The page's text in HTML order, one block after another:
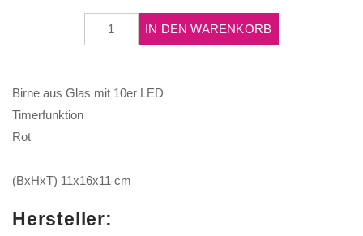
IN DEN WARENKORB
Birne aus Glas mit 10er LED
Timerfunktion
Rot
(BxHxT) 11x16x11 cm
Hersteller: